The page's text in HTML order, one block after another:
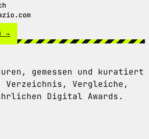
→
gemessen und kuratiert
Verzeichnis, Vergleiche,
Digital Awards.